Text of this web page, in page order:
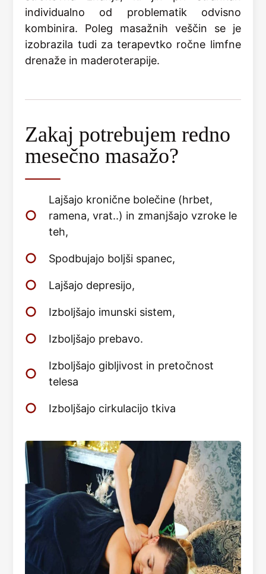
individualno od problematik odvisno
kombinira. Poleg masažnih veščin se je
izobrazila tudi za terapevtko ročne limfne
drenaže in maderoterapije.
Zakaj potrebujem redno
mesečno masažo?
Lajšajo kronične bolečine (hrbet,
ramena, vrat..) in zmanjšajo vzroke le
teh,
Spodbujajo boljši spanec,
Lajšajo depresijo,
Izboljšajo imunski sistem,
Izboljšajo prebavo.
Izboljšajo gibljivost in pretočnost
telesa
Izboljšajo cirkulacijo tkiva